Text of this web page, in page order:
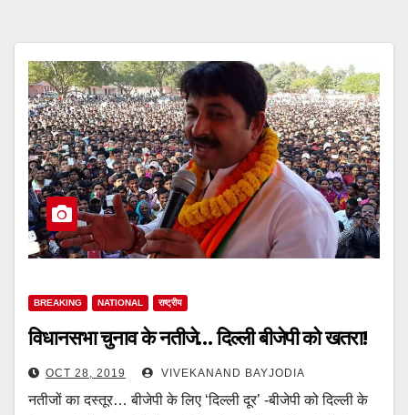
BREAKING NATIONAL राष्ट्रीय
विधानसभा चुनाव के नतीजे… दिल्ली बीजेपी को खतरा!
OCT 28, 2019 VIVEKANAND BAYJODIA
नतीजों का दस्तूर… बीजेपी के लिए ‘दिल्ली दूर’ -बीजेपी को दिल्ली के